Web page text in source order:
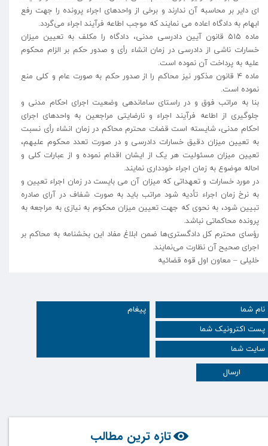
ای دایر بر محاسبه آن ندارند و برخی از واحدهای اجراء پرونده را جهت رفع
ابهام به دادگاه اعاده می نمایند که موجب اطاعه فرآیند اجراء می‌گردد.
ماده ۵۱۵ قانون آیین دادرسی مدنی، دادگاه را مکلف به تعیین میزان
خسارات ناشی از دادرسی در زمان انشاء رأی و صدور حکم بر الزام محکوم
علیه به پرداخت آن نموده است.
ماده ۴ قانون مذکور نیز محاکم را از صدور حکم به صورت عام و کلی منع
نموده است.
بنا به مراتب فوق و در راستای ساماندهی وضعیت اجرای احکام مدنی و
جلوگیری از اطاعه فرآیند اجراء و نارضایتی مراجعین به واحدهای اجرای
احکام مدنی، شایسته است قضات محترم محاکم در زمان انشاء رأی نسبت
به تعیین میزان دقیق خسارات دادرسی و در صورت تعدد محکوم علیهم،
تعیین میزان مسئولیت هر یک از ایشان اقدام نموده و از عبارات کلی و
احاله موضوع به زمان اجراء خودداری نمایند.
در مورد خسارات و تعهداتی که میزان آن می بایست در زمان اجراء تعیین و
به نرخ زمان اجراء تأدیه شود مراتب باید به صورت شفاف در آرای صادره
تبیین شود، به نحوی که جهت تعیین میزان محکوم به نیازی به مراجعه به
پرونده محاکماتی نباشد.
رؤسای محترم کل دادگستری‌ها ضمن ابلاغ مفاد این بخشنامه به محاکم بر
اجرای صحیح آن نظارت می‌نمایند.
خلیلی – معاون اول قوه قضائیه
ارسال
تازه ترین مطالب